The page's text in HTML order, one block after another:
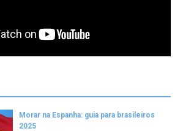
Morar na Espanha: guia para brasileiros
2025